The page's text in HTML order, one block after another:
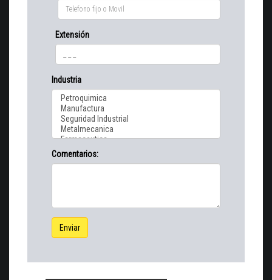
Extensión
Industria
Comentarios:
Enviar